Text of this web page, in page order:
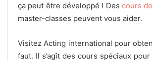
ça peut être développé ! Des cours
master-classes peuvent vous aider.
Visitez Acting international pour
faut. Il s’agît des cours spéciaux